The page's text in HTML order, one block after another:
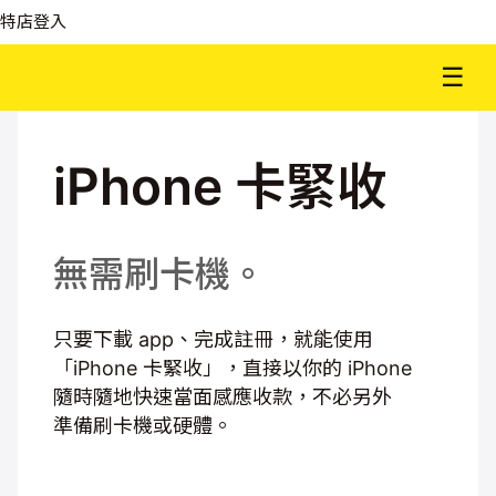
特店登入
☰
iPhone 卡緊收
無需刷卡機。
只要下載 app、完成註冊，就能使用
「iPhone 卡緊收」，直接以你的 iPhone
隨時隨地快速當面感應收款，不必另外
準備刷卡機或硬體。